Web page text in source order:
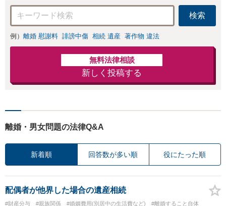
検索
例） 離婚 慰謝料 誹謗中傷 相続 遺産 著作物 違法
無料法律相談
新しく投稿する
離婚・男女問題の法律Q&A
新着順 回答数が多い順 役にたった順
配偶者が他界した場合の遺産相続
#財産分与 #親族関係 #婚姻費用(別居中の生活費など)
#離婚すること自体